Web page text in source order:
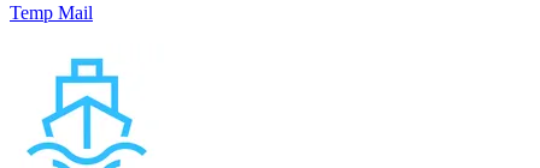
Temp Mail